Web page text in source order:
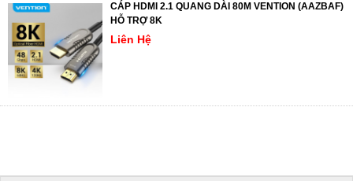
CÁP HDMI 2.1 QUANG DÀI 80M VENTION (AAZBAF)
HỖ TRỢ 8K
Liên Hệ